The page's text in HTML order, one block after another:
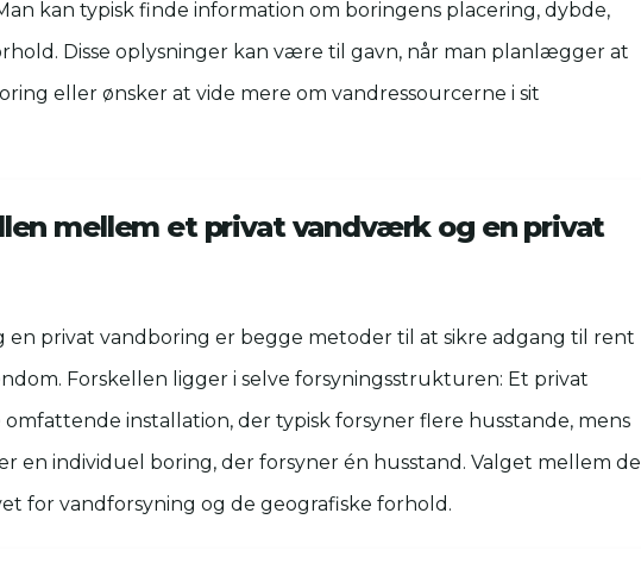
kan typisk finde information om boringens placering, dybde,
Disse oplysninger kan være til gavn, når man planlægger at
eller ønsker at vide mere om vandressourcerne i sit
mellem et privat vandværk og en privat
en privat vandboring er begge metoder til at sikre adgang til rent
Forskellen ligger i selve forsyningsstrukturen: Et privat
installation, der typisk forsyner flere husstande, mens
en individuel boring, der forsyner én husstand. Valget mellem de
for vandforsyning og de geografiske forhold.